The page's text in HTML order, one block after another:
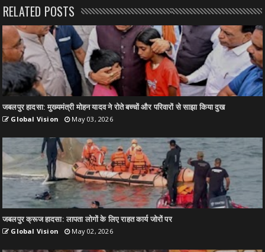
RELATED POSTS
जबलपुर हादसा: मुख्यमंत्री मोहन यादव ने रोते बच्चों और परिवारों से साझा किया दुख
Global Vision May 03, 2026
जबलपुर क्रूज हादसा: लापता लोगों के लिए राहत कार्य जोरों पर
Global Vision May 02, 2026